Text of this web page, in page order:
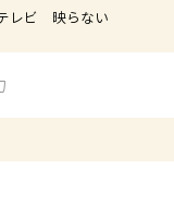
らない